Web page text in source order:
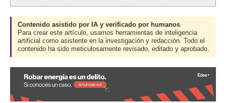
Contenido asistido por IA y verificado por humanos
Para crear este artículo, usamos herramientas de inteligencia
artificial como asistente en la investigación y redacción. Todo el
contenido ha sido meticulosamente revisado, editado y aprobado.